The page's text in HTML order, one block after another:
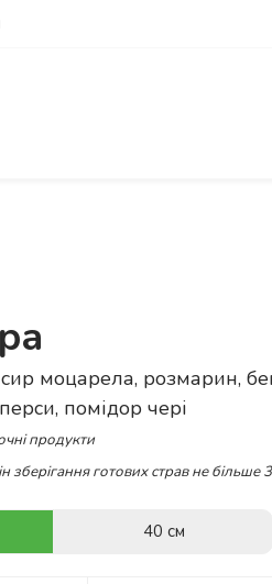
моцарела, розмарин,
помідор чері
продукти
зберігання готових страв не більше
40 см